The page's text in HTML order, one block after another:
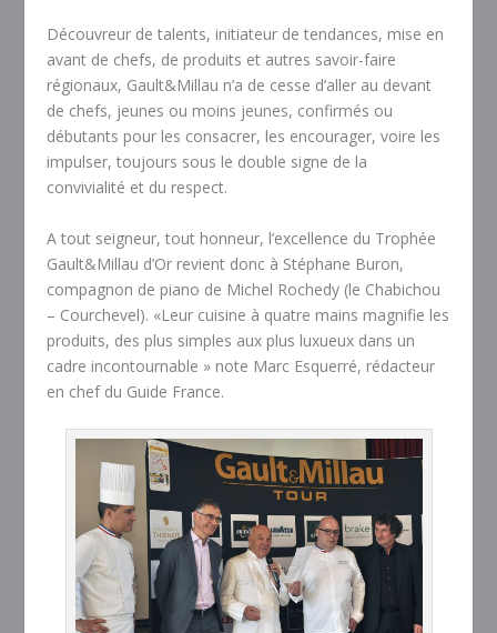
Découvreur de talents, initiateur de tendances, mise en
avant de chefs, de produits et autres savoir-faire
régionaux, Gault&Millau n’a de cesse d’aller au devant
de chefs, jeunes ou moins jeunes, confirmés ou
débutants pour les consacrer, les encourager, voire les
impulser, toujours sous le double signe de la
convivialité et du respect.
A tout seigneur, tout honneur, l’excellence du Trophée
Gault&Millau d’Or revient donc à Stéphane Buron,
compagnon de piano de Michel Rochedy (le Chabichou
– Courchevel). «Leur cuisine à quatre mains magnifie les
produits, des plus simples aux plus luxueux dans un
cadre incontournable » note Marc Esquerré, rédacteur
en chef du Guide France.